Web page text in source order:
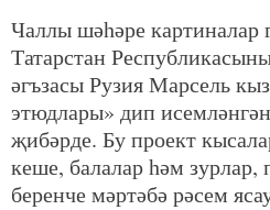
Чаллы шәһәре картиналар
Татарстан
әгъзасы Рузия Марсель
этюдлары» дип
җибәрде. Бу проект
кеше, балалар һәм зурлар,
беренче мәртәбә рәсем